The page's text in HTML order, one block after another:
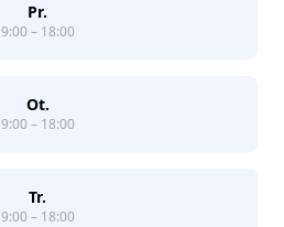
Pr.
9:00 – 18:00
Ot.
9:00 – 18:00
Tr.
9:00 – 18:00